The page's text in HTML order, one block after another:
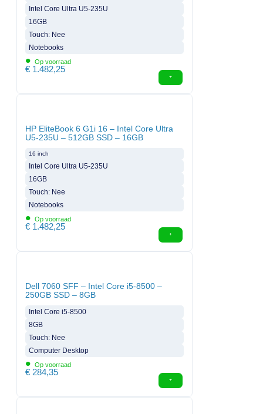
Intel Core Ultra U5-235U
16GB
Touch: Nee
Notebooks
• Op voorraad
€ 1.482,25
HP EliteBook 6 G1i 16 – Intel Core Ultra
U5-235U – 512GB SSD – 16GB
16 inch
Intel Core Ultra U5-235U
16GB
Touch: Nee
Notebooks
• Op voorraad
€ 1.482,25
Dell 7060 SFF – Intel Core i5-8500 –
250GB SSD – 8GB
Intel Core i5-8500
8GB
Touch: Nee
Computer Desktop
• Op voorraad
€ 284,35